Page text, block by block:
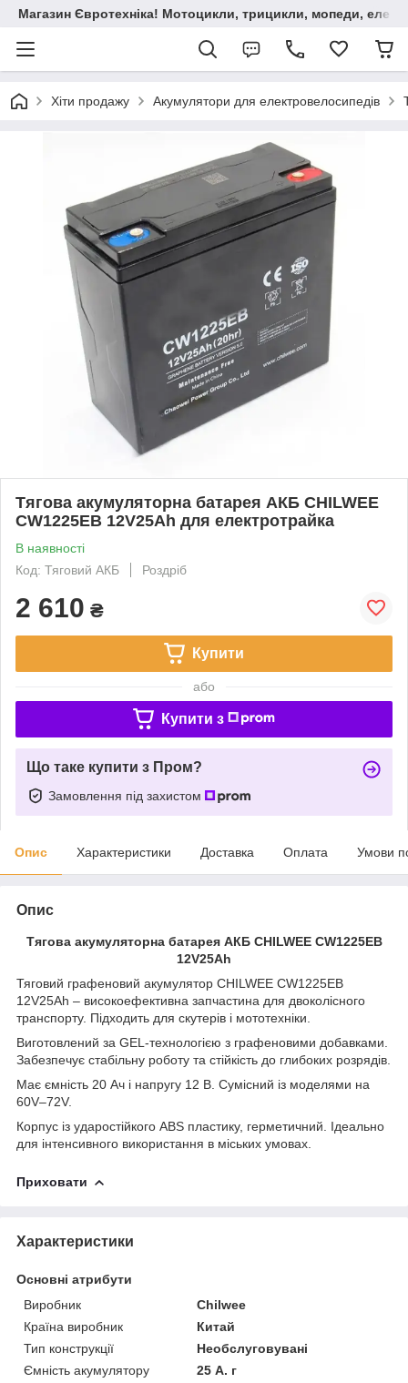
Магазин Євротехніка! Мотоцикли, трицикли, мопеди,
Хіти продажу Акумулятори для електровелосипедів
Тягова акумуляторна батарея АКБ CHILWEE
CW1225EB 12V25Ah для електротрайка
В наявності
Код: Тяговий АКБ
Роздріб
2 610 ₴
Купити
або
Купити з
Що таке купити з Пром?
Замовлення під захистом
Опис Характеристики Доставка Оплата Умови
Опис
Тягова акумуляторна батарея АКБ CHILWEE CW1225EB
12V25Ah
Тяговий графеновий акумулятор CHILWEE CW1225EB
12V25Ah – високоефективна запчастина для двоколісного
транспорту. Підходить для скутерів і мототехніки.
Виготовлений за GEL-технологією з графеновими добавками.
Забезпечує стабільну роботу та стійкість до глибоких розрядів.
Має ємність 20 Ач і напругу 12 В. Сумісний із моделями на
60V–72V.
Корпус із ударостійкого ABS пластику, герметичний. Ідеально
для інтенсивного використання в міських умовах.
Приховати
Характеристики
Основні атрибути
Виробник
Chilwee
Країна виробник
Китай
Тип конструкції
Необслуговувані
Ємність акумулятору
25 А. г